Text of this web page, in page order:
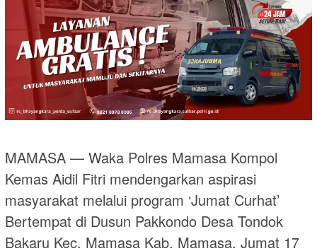
MAMASA — Waka Polres Mamasa Kompol
Kemas Aidil Fitri mendengarkan aspirasi
masyarakat melalui program ‘Jumat Curhat’
Bertempat di Dusun Pakkondo Desa Tondok
Bakaru Kec. Mamasa Kab. Mamasa. Jumat 17